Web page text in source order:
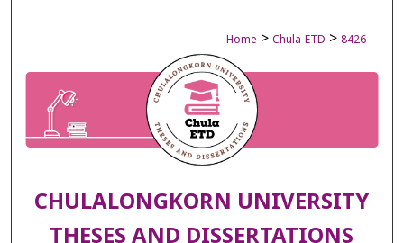
Home > Chula-ETD > 8426
CHULALONGKORN UNIVERSITY